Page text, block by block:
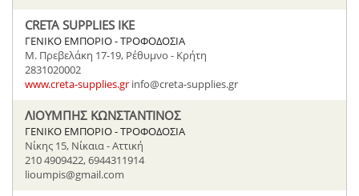
CRETA SUPPLIES IKE
ΓΕΝΙΚΟ ΕΜΠΟΡΙΟ - ΤΡΟΦΟΔΟΣΙΑ
Μ. Πρεβελάκη 17-19, Ρέθυμνο - Κρήτη
2831020002
www.creta-supplies.gr info@creta-supplies.gr
ΛΙΟΥΜΠΗΣ ΚΩΝΣΤΑΝΤΙΝΟΣ
ΓΕΝΙΚΟ ΕΜΠΟΡΙΟ - ΤΡΟΦΟΔΟΣΙΑ
Νίκης 15, Νίκαια - Αττική
210 4909422, 6944311914
lioumpis@gmail.com